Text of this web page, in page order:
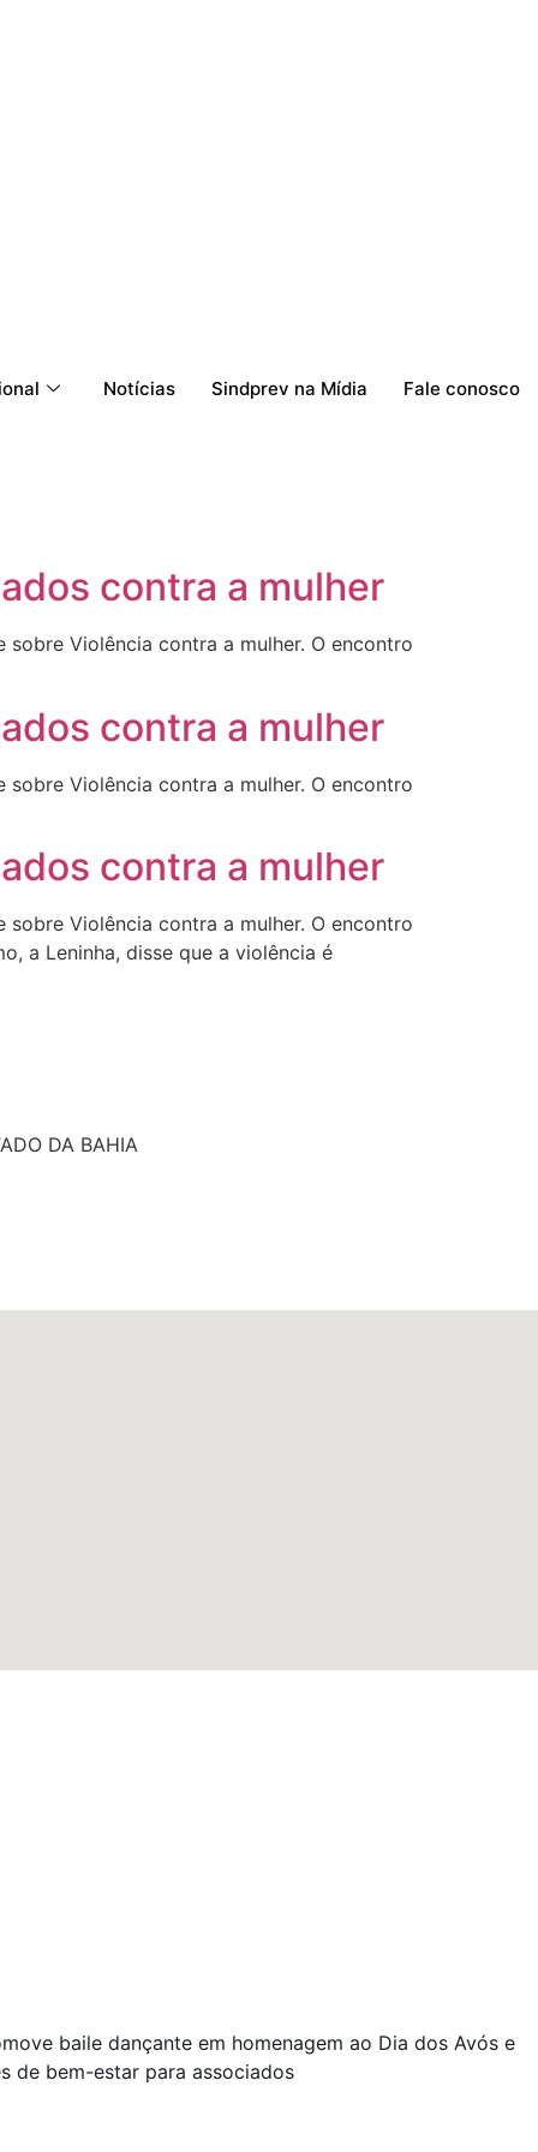
Notícias Sindprev na Mídia Fale conosco
contra a mulher
Violência contra a mulher. O encontro
contra a mulher
Violência contra a mulher. O encontro
contra a mulher
Violência contra a mulher. O encontro
a Leninha, disse que a violência é
DA BAHIA
baile dançante em homenagem ao Dia dos Avós e
de bem-estar para associados